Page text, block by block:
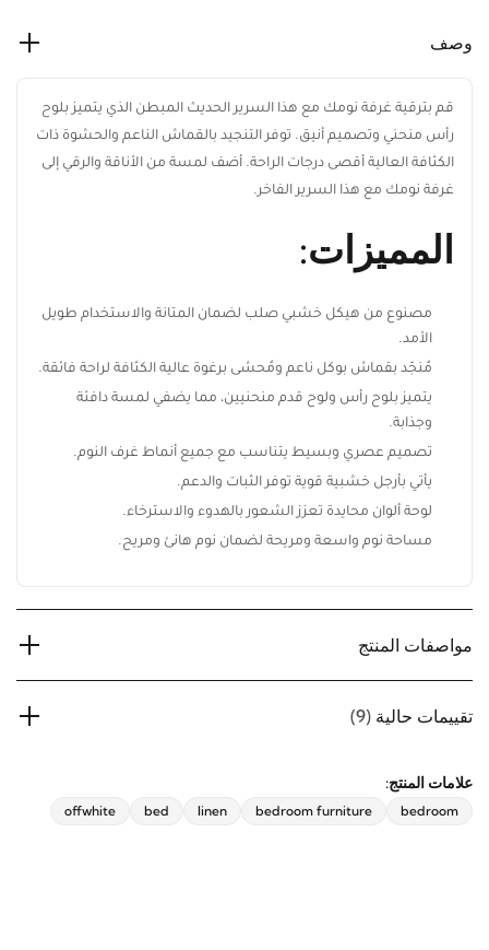
ابقَ على اطلاع بكل جديد من ريڤيد
اشترك ليصلك أحدث تصميمات الأثاث، أفكار
الديكور المنزلي، العروض الحصرية، وآخر أخبار
ريڤيد.
اشترك الآن
وصف
قم بترقية غرفة نومك مع هذا السرير الحديث المبطن الذي يتميز بلوح
رأس منحني وتصميم أنيق. توفر التنجيد بالقماش الناعم والحشوة
ذات الكثافة العالية أقصى درجات الراحة. أضف لمسة من الأناقة
والرقي إلى غرفة نومك مع هذا السرير الفاخر.
المميزات:
مصنوع من هيكل خشبي صلب لضمان المتانة والاستخدام طويل
الأمد.
مُنجّد بقماش بوكل ناعم ومُحشى برغوة عالية الكثافة لراحة
فائقة.
يتميز بلوح رأس ولوح قدم منحنيين، مما يضفي لمسة دافئة
وجذابة.
تصميم عصري وبسيط يتناسب مع جميع أنماط غرف النوم.
يأتي بأرجل خشبية قوية توفر الثبات والدعم.
لوحة ألوان محايدة تعزز الشعور بالهدوء والاسترخاء.
علامات المنتج: